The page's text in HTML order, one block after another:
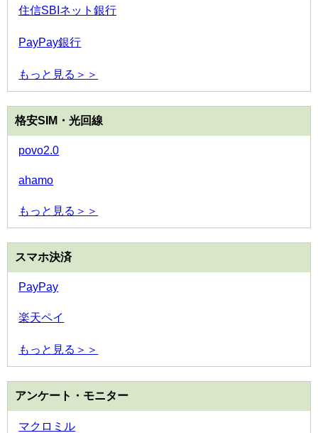
住信SBIネット銀行
PayPay銀行
もっと見る＞＞
格安SIM・光回線
povo2.0
ahamo
もっと見る＞＞
スマホ決済
PayPay
楽天ペイ
もっと見る＞＞
アンケート・モニター
マクロミル